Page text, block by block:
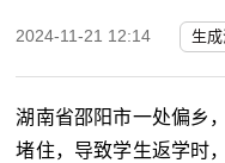
2024-11-21 12:14 生
湖南省邵阳市一处偏乡
堵住，导致学生返学时